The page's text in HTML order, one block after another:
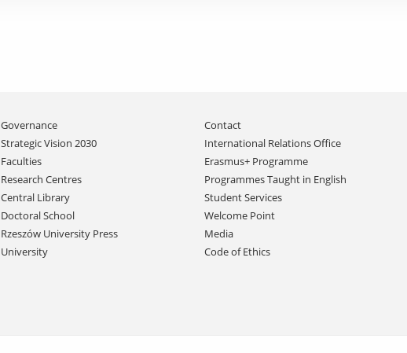
Skip
navigation
Governance
Strategic Vision 2030
Faculties
Research Centres
Central Library
Doctoral School
Rzeszów University Press
University
Contact
International Relations Office
Erasmus+ Programme
Programmes Taught in English
Student Services
Welcome Point
Media
Code of Ethics